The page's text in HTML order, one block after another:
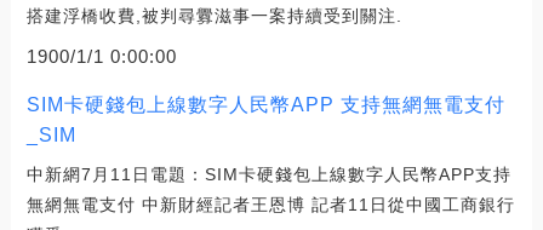
搭建浮橋收費,被判尋釁滋事一案持續受到關注.
1900/1/1 0:00:00
SIM卡硬錢包上線數字人民幣APP 支持無網無電支付
_SIM
中新網7月11日電題：SIM卡硬錢包上線數字人民幣APP支持
無網無電支付 中新財經記者王恩博 記者11日從中國工商銀行